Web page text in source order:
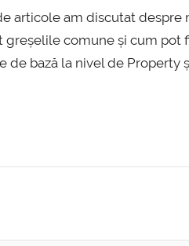
articole am discutat
comune și cum pot
de bază la nivel de Property